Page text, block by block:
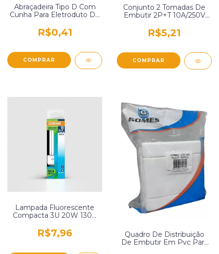
Abraçadeira Tipo D Com
Cunha Para Eletroduto De
R$0,41
Conjunto 2 Tomadas De
Embutir 2P+T 10A/250V
R$5,21
Lampada Fluorescente
Compacta 3U 20W 130V
R$7,96
Quadro De Distribuição
De Embutir Em Pvc Para